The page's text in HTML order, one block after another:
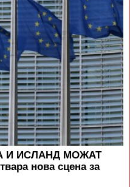
И ИСЛАНД МОЖАТ
нова сцена за